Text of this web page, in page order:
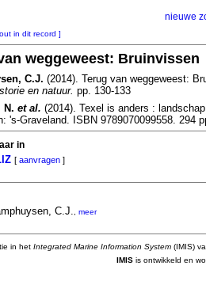
nieuwe
in dit record ]
weggeweest: Bruinvissen
C.J. (2014). Terug van weggeweest:
en natuur. pp. 130-133
N. et al. (2014). Texel is anders :
's-Graveland. ISBN 9789070099558. 294
in
[ aanvragen ]
C.J. meer
in het Integrated Marine Information System (IMIS)
IMIS is ontwikkeld en